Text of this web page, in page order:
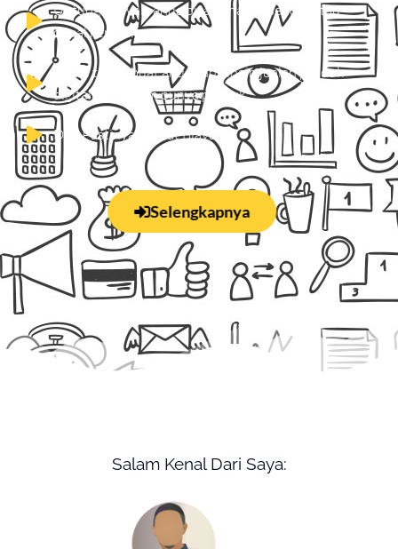
Untung banyak, anda bisa gunakan sendiri atau
dijual kembali
Solusi tepat, buat anda yang ingin jualan produk
digital dan belum punya produk
Dan Pastinya Hemat Biaya
Selengkapnya
Salam Kenal Dari Saya: